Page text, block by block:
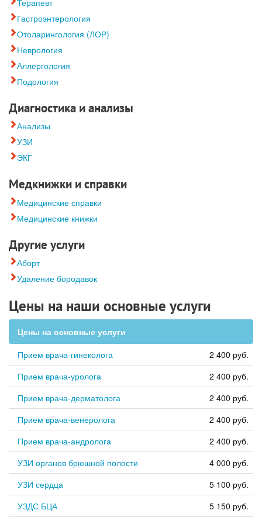
Гастроэнтерология
Отоларингология (ЛОР)
Неврология
Аллергология
Подология
Диагностика и анализы
Анализы
УЗИ
ЭКГ
Медкнижки и справки
Медицинские справки
Медицинские книжки
Другие услуги
Аборт
Удаление бородавок
Цены на наши основные услуги
Цены на основные услуги
Прием врача-гинеколога
2 400 руб.
Прием врача-уролога
2 400 руб.
Прием врача-дерматолога
2 400 руб.
Прием врача-венеролога
2 400 руб.
Прием врача-андролога
2 400 руб.
УЗИ органов брюшной полости
4 000 руб.
УЗИ сердца
5 100 руб.
УЗДС БЦА
5 150 руб.